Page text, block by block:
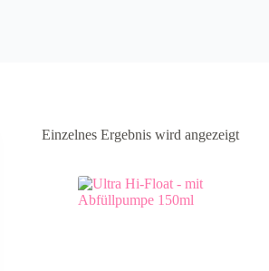
Einzelnes Ergebnis wird angezeigt